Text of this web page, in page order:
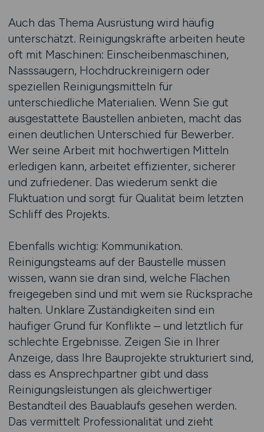
Auch das Thema Ausrüstung wird häufig
unterschätzt. Reinigungskräfte arbeiten heute
oft mit Maschinen: Einscheibenmaschinen,
Nasssaugern, Hochdruckreinigern oder
speziellen Reinigungsmitteln für
unterschiedliche Materialien. Wenn Sie gut
ausgestattete Baustellen anbieten, macht das
einen deutlichen Unterschied für Bewerber.
Wer seine Arbeit mit hochwertigen Mitteln
erledigen kann, arbeitet effizienter, sicherer
und zufriedener. Das wiederum senkt die
Fluktuation und sorgt für Qualität beim letzten
Schliff des Projekts.
Ebenfalls wichtig: Kommunikation.
Reinigungsteams auf der Baustelle müssen
wissen, wann sie dran sind, welche Flächen
freigegeben sind und mit wem sie Rücksprache
halten. Unklare Zuständigkeiten sind ein
häufiger Grund für Konflikte – und letztlich für
schlechte Ergebnisse. Zeigen Sie in Ihrer
Anzeige, dass Ihre Bauprojekte strukturiert sind,
dass es Ansprechpartner gibt und dass
Reinigungsleistungen als gleichwertiger
Bestandteil des Bauablaufs gesehen werden.
Das vermittelt Professionalität und zieht